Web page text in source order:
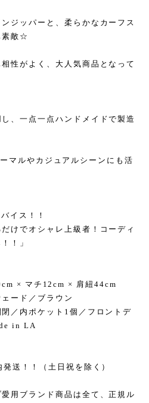
ジッパーと、柔らかなカーフス
素敵☆
性がよく、大人気商品となって
、一点一点ハンドメイドで製造
マルやカジュアルシーンにも活
イス！！
けでオシャレ上級者！コーディ
！」
× マチ12cm × 肩紐44cm
ード／ブラウン
閉／内ポケット1個／フロントデ
in LA
送！！（土日祝を除く）
用ブランド商品は全て、正規ル